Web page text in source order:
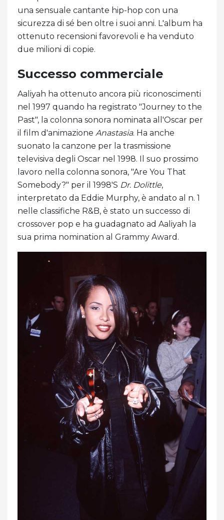
una sensuale cantante hip-hop con una
sicurezza di sé ben oltre i suoi anni. L'album ha
ottenuto recensioni favorevoli e ha venduto
due milioni di copie.
Successo commerciale
Aaliyah ha ottenuto ancora più riconoscimenti
nel 1997 quando ha registrato "Journey to the
Past", la colonna sonora nominata all'Oscar per
il film d'animazione Anastasia. Ha anche
suonato la canzone per la trasmissione
televisiva degli Oscar nel 1998. Il suo prossimo
lavoro nella colonna sonora, "Are You That
Somebody?" per il 1998'S Dr. Dolittle,
interpretato da Eddie Murphy, è andato al n. 1
nelle classifiche R&B, è stato un successo di
crossover pop e ha guadagnato ad Aaliyah la
sua prima nomination al Grammy Award.